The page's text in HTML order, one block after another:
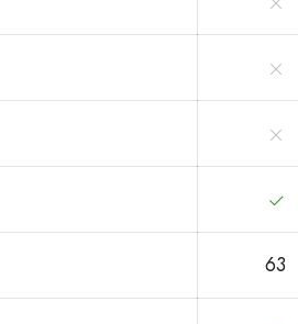
63